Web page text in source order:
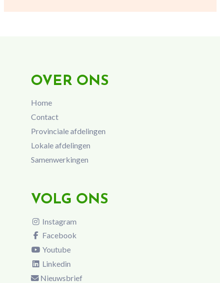
OVER ONS
Home
Contact
Provinciale afdelingen
Lokale afdelingen
Samenwerkingen
VOLG ONS
Instagram
Facebook
Youtube
Linkedin
Nieuwsbrief